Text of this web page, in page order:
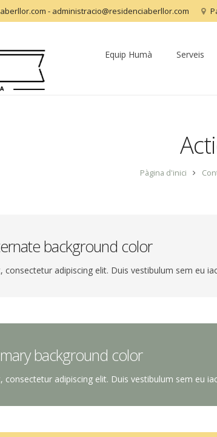
- administracio@residenciaberllor.com
Equip Humà Serveis
Pàgina d'inici
background color
adipiscing elit. Duis vestibulum sem eu
background color
adipiscing elit. Duis vestibulum sem eu